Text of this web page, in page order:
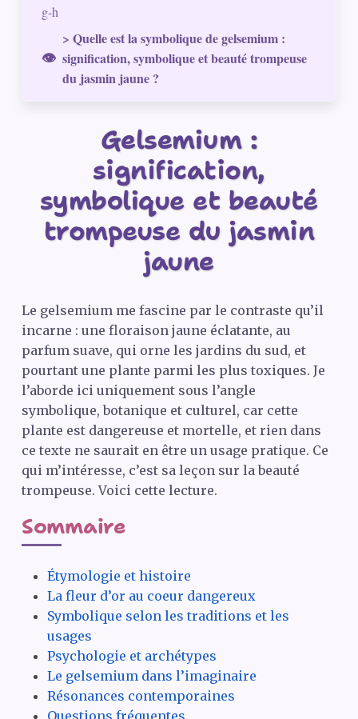
g-h
> Quelle est la symbolique de gelsemium :
signification, symbolique et beauté trompeuse
du jasmin jaune ?
Gelsemium :
signification,
symbolique et beauté
trompeuse du jasmin
jaune
Le gelsemium me fascine par le contraste qu’il
incarne : une floraison jaune éclatante, au
parfum suave, qui orne les jardins du sud, et
pourtant une plante parmi les plus toxiques. Je
l’aborde ici uniquement sous l’angle
symbolique, botanique et culturel, car cette
plante est dangereuse et mortelle, et rien dans
ce texte ne saurait en être un usage pratique. Ce
qui m’intéresse, c’est sa leçon sur la beauté
trompeuse. Voici cette lecture.
Sommaire
Étymologie et histoire
La fleur d’or au coeur dangereux
Symbolique selon les traditions et les
usages
Psychologie et archétypes
Le gelsemium dans l’imaginaire
Résonances contemporaines